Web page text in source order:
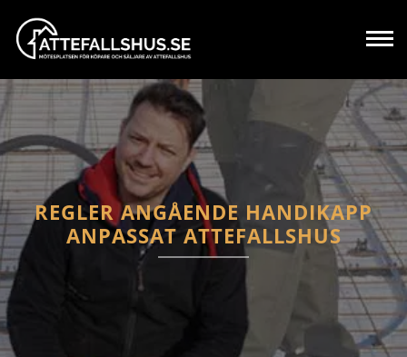
REGLER ANGÅENDE HANDIKAPP
ANPASSAT ATTEFALLSHUS